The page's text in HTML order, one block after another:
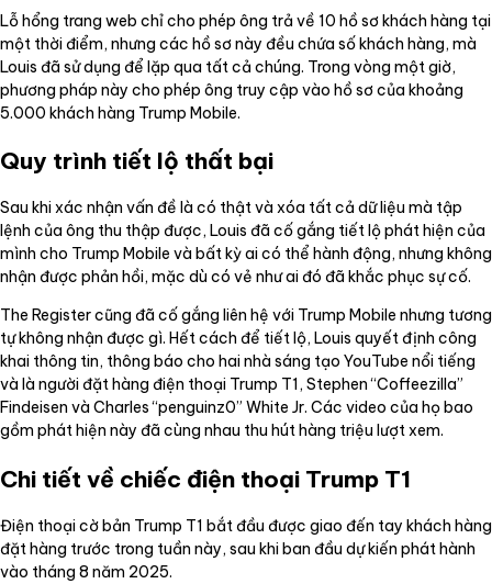
Lỗ hổng trang web chỉ cho phép ông trả về 10 hồ sơ khách hàng tại
một thời điểm, nhưng các hồ sơ này đều chứa số khách hàng, mà
Louis đã sử dụng để lặp qua tất cả chúng. Trong vòng một giờ,
phương pháp này cho phép ông truy cập vào hồ sơ của khoảng
5.000 khách hàng Trump Mobile.
Quy trình tiết lộ thất bại
Sau khi xác nhận vấn đề là có thật và xóa tất cả dữ liệu mà tập
lệnh của ông thu thập được, Louis đã cố gắng tiết lộ phát hiện của
mình cho Trump Mobile và bất kỳ ai có thể hành động, nhưng không
nhận được phản hồi, mặc dù có vẻ như ai đó đã khắc phục sự cố.
The Register cũng đã cố gắng liên hệ với Trump Mobile nhưng tương
tự không nhận được gì. Hết cách để tiết lộ, Louis quyết định công
khai thông tin, thông báo cho hai nhà sáng tạo YouTube nổi tiếng
và là người đặt hàng điện thoại Trump T1, Stephen “Coffeezilla”
Findeisen và Charles “penguinz0” White Jr. Các video của họ bao
gồm phát hiện này đã cùng nhau thu hút hàng triệu lượt xem.
Chi tiết về chiếc điện thoại Trump T1
Điện thoại cờ bản Trump T1 bắt đầu được giao đến tay khách hàng
đặt hàng trước trong tuần này, sau khi ban đầu dự kiến phát hành
vào tháng 8 năm 2025.